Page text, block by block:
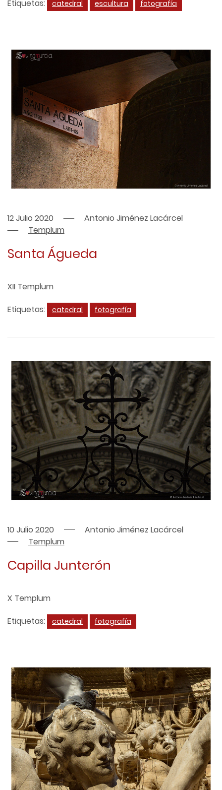
Etiquetas: catedral escultura fotografía
12 Julio 2020
Antonio Jiménez Lacárcel
Templum
Santa Águeda
XII Templum
Etiquetas:
catedral fotografía
10 Julio 2020
Antonio Jiménez Lacárcel
Templum
Capilla Junterón
X Templum
Etiquetas:
catedral fotografía